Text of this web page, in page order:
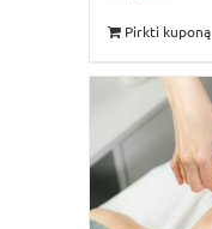
Pirkti kuponą